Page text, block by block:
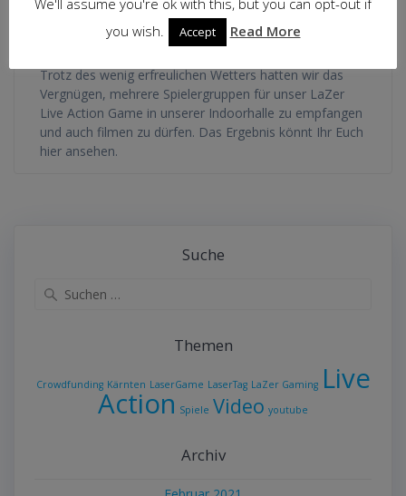
Lazer Tournament
an Mai 30, 2019
Trotz des wenig erfreulichen Wetters hatten wir das
Vergnügen, mehrere Spielergruppen für unser LaZer
Live Action Game in unserer Indoorhalle zu empfangen
und auch filmen zu dürfen. Das Ergebnis könnt Ihr Euch
hier ansehen.
Suche
Themen
Crowdfunding Kärnten LaserGame LaserTag LaZer Gaming Live
Action Spiele Video youtube
Archiv
We'll assume you're ok with this, but you can opt-out if
you wish.
Accept Read More